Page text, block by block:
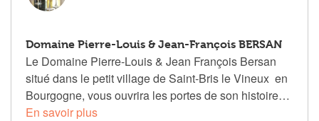
Domaine Pierre-Louis & Jean-François BERSAN
Le Domaine Pierre-Louis & Jean François Bersan
situé dans le petit village de Saint-Bris le Vineux en
Bourgogne, vous ouvrira les portes de son histoire…
En savoir plus